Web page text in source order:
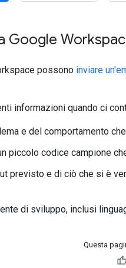
Google
possono inviare
informazioni quando ci
e del comportamento
piccolo codice campione
previsto e di ciò che si è
di sviluppo, inclusi
Questa